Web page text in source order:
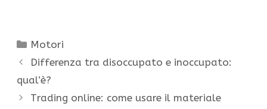
Categorie
Motori
Differenza tra disoccupato e inoccupato:
qual’è?
Trading online: come usare il materiale